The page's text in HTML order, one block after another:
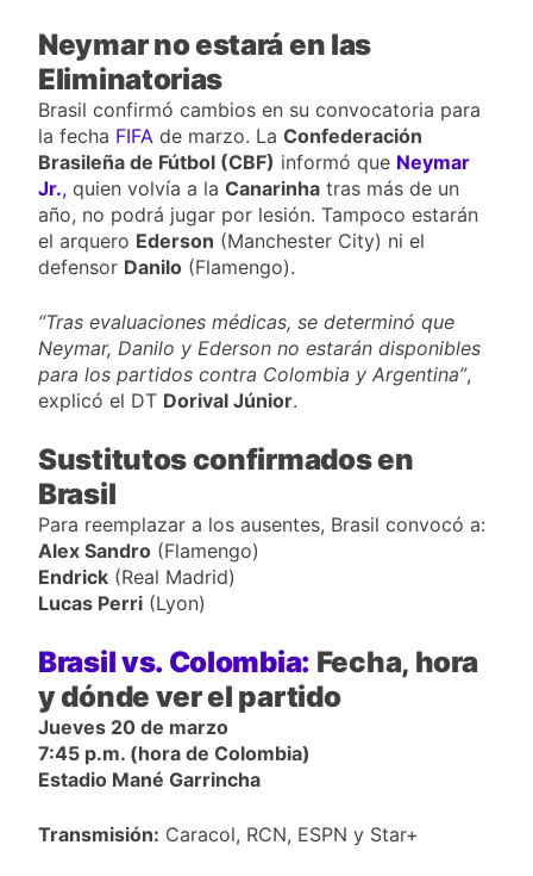
Neymar no estará en las
Eliminatorias
Brasil confirmó cambios en su convocatoria para
la fecha FIFA de marzo. La Confederación
Brasileña de Fútbol (CBF) informó que Neymar
Jr., quien volvía a la Canarinha tras más de un
año, no podrá jugar por lesión. Tampoco estarán
el arquero Ederson (Manchester City) ni el
defensor Danilo (Flamengo).
“Tras evaluaciones médicas, se determinó que
Neymar, Danilo y Ederson no estarán disponibles
para los partidos contra Colombia y Argentina”,
explicó el DT Dorival Júnior.
Sustitutos confirmados en
Brasil
Para reemplazar a los ausentes, Brasil convocó a:
Alex Sandro (Flamengo)
Endrick (Real Madrid)
Lucas Perri (Lyon)
Brasil vs. Colombia: Fecha, hora
y dónde ver el partido
Jueves 20 de marzo
7:45 p.m. (hora de Colombia)
Estadio Mané Garrincha
Transmisión: Caracol, RCN, ESPN y Star+